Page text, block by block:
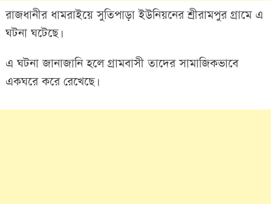
রাজধানীর ধামরাইয়ে সুতিপাড়া ইউনিয়নের শ্রীরামপুর গ্রামে এ
ঘটনা ঘটেছে।
এ ঘটনা জানাজানি হলে গ্রামবাসী তাদের সামাজিকভাবে
একঘরে করে রেখেছে।